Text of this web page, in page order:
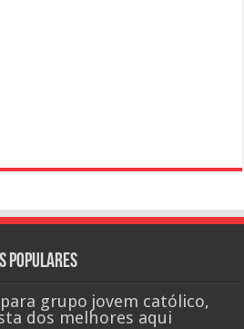
Populares
grupo jovem católico,
dos melhores aqui